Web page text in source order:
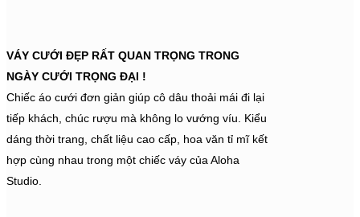
VÁY CƯỚI ĐẸP RẤT QUAN TRỌNG TRONG
NGÀY CƯỚI TRỌNG ĐẠI !
Chiếc áo cưới đơn giản giúp cô dâu thoải mái đi lại
tiếp khách, chúc rượu mà không lo vướng víu. Kiểu
dáng thời trang, chất liệu cao cấp, hoa văn tỉ mĩ kết
hợp cùng nhau trong một chiếc váy của Aloha
Studio.